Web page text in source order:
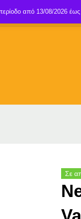
Σε
από 13/08/2026